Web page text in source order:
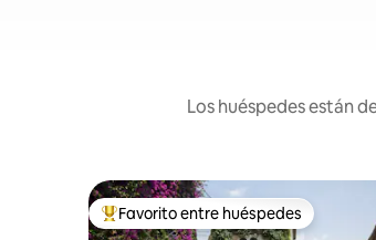
Los huéspedes están
De los mejores en Favorito entre
Favorito entre huéspedes